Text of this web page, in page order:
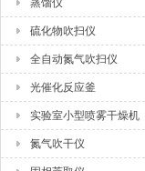
蒸馏仪
硫化物吹扫仪
全自动氮气吹扫仪
光催化反应釜
实验室小型喷雾干燥机
氮气吹干仪